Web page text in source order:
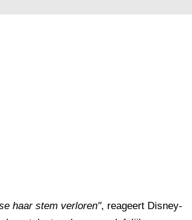
haar stem verloren", reageert Disney-